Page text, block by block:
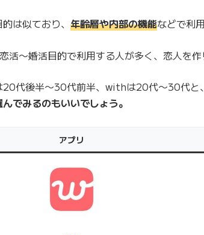
は似ており、年齢層や内部の機能などで利
活〜婚活目的で利用する人が多く、恋人を作
20代後半〜30代前半、withは20代〜30代と
でみるのもいいでしょう。
アプリ